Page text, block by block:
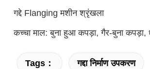
गद्दे Flanging मशीन श्रृंखला
कच्चा माल: बुना हुआ कपड़ा, गैर-बुना कपड़ा,
Tags： गद्दा निर्माण उपकरण